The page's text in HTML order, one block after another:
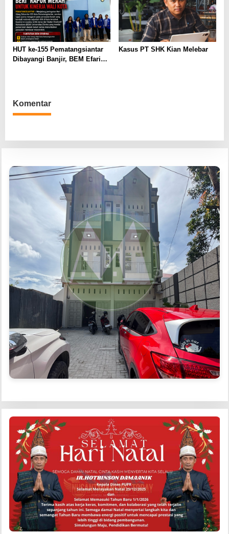
HUT ke-155 Pematangsiantar
Dibayangi Banjir, BEM Efarina
Kasus PT SHK Kian Melebar
Komentar